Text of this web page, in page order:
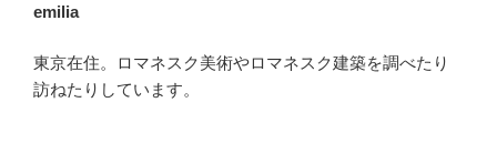
emilia
東京在住。ロマネスク美術やロマネスク建築を調べたり
訪ねたりしています。